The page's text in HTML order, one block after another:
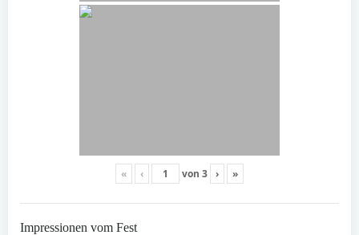
« ‹ von 3 › »
Impressionen vom Fest